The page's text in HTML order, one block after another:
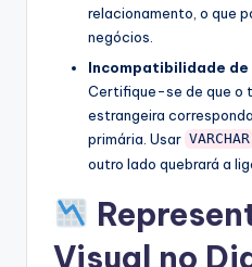
relacionamento, o que
negócios.
Incompatibilidade de
Certifique-se de que o
estrangeira
primária. Usar VARCHAR
outro lado quebrará a
Visual no